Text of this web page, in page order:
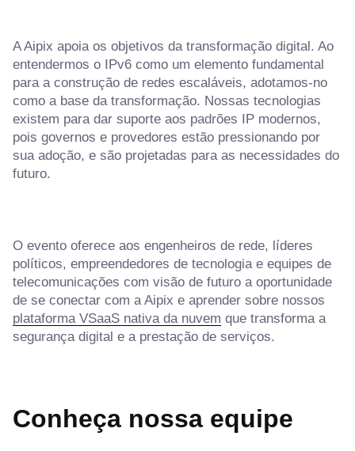
A Aipix apoia os objetivos da transformação digital. Ao
entendermos o IPv6 como um elemento fundamental
para a construção de redes escaláveis, adotamos-no
como a base da transformação. Nossas tecnologias
existem para dar suporte aos padrões IP modernos,
pois governos e provedores estão pressionando por
sua adoção, e são projetadas para as necessidades do
futuro.
O evento oferece aos engenheiros de rede, líderes
políticos, empreendedores de tecnologia e equipes de
telecomunicações com visão de futuro a oportunidade
de se conectar com a Aipix e aprender sobre nossos
plataforma VSaaS nativa da nuvem que transforma a
segurança digital e a prestação de serviços.
Conheça nossa equipe